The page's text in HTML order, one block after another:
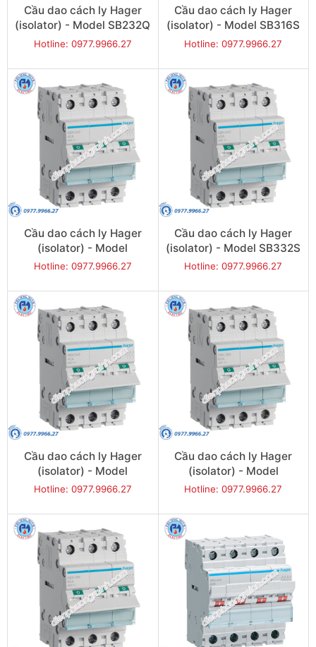
Cầu dao cách ly Hager
(isolator) - Model SB232Q
Hotline: 0977.9966.27
Cầu dao cách ly Hager
(isolator) - Model SB316S
Hotline: 0977.9966.27
Cầu dao cách ly Hager
(isolator) - Model
SB332Q
Hotline: 0977.9966.27
Cầu dao cách ly Hager
(isolator) - Model SB332S
Hotline: 0977.9966.27
Cầu dao cách ly Hager
(isolator) - Model
SBN340
Hotline: 0977.9966.27
Cầu dao cách ly Hager
(isolator) - Model
SBN380
Hotline: 0977.9966.27